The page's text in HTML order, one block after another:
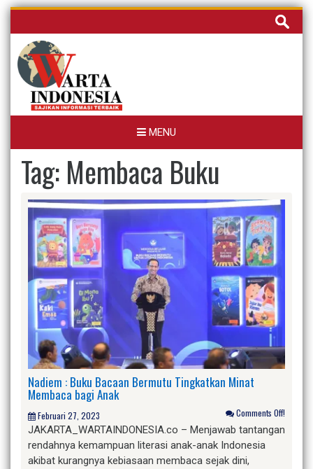
Skip
content
Cari
untuk:
MENU
Tag: Membaca Buku
Nadiem : Buku Bacaan Bermutu Tingkatkan Minat
Membaca bagi Anak
Februari 27, 2023 Comments Off!
JAKARTA_WARTAINDONESIA.co – Menjawab tantangan
rendahnya kemampuan literasi anak-anak Indonesia
akibat kurangnya kebiasaan membaca sejak dini,